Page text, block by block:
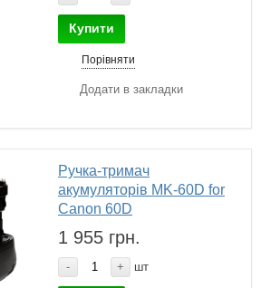
Купити
Порівняти
Додати в закладки
Ручка-тримач
акумуляторів MK-60D for
Canon 60D
1 955 грн.
- + шт